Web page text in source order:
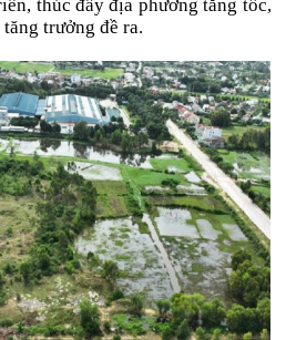
thúc đẩy địa phương tăng tốc,
trưởng đề ra.